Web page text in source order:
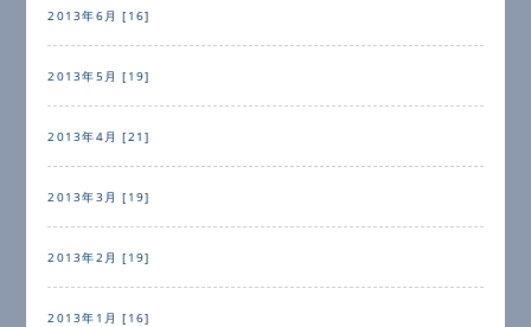
2013年6月 [16]
2013年5月 [19]
2013年4月 [21]
2013年3月 [19]
2013年2月 [19]
2013年1月 [16]